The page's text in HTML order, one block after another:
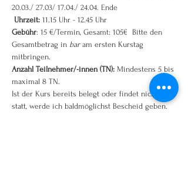
20.03./ 27.03/ 17.04./ 24.04. Ende
Uhrzeit: 11.15 Uhr - 12.45 Uhr
Gebühr: 15 €/Termin, Gesamt: 105€  Bitte den
Gesamtbetrag in bar am ersten Kurstag
mitbringen.
Anzahl Teilnehmer/-innen (TN): Mindestens 5 bis
maximal 8 TN.
Ist der Kurs bereits belegt oder findet nicht
statt, werde ich baldmöglichst Bescheid geben.